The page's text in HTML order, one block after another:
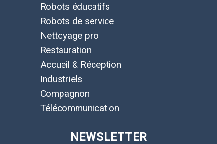
Robots éducatifs
Robots de service
Nettoyage pro
Restauration
Accueil & Réception
Industriels
Compagnon
Télécommunication
NEWSLETTER